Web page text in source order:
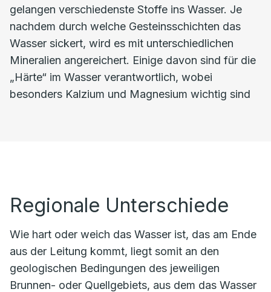
gelangen verschiedenste Stoffe ins Wasser. Je
nachdem durch welche Gesteinsschichten das
Wasser sickert, wird es mit unterschiedlichen
Mineralien angereichert. Einige davon sind für die
„Härte“ im Wasser verantwortlich, wobei
besonders Kalzium und Magnesium wichtig sind
Regionale Unterschiede
Wie hart oder weich das Wasser ist, das am Ende
aus der Leitung kommt, liegt somit an den
geologischen Bedingungen des jeweiligen
Brunnen- oder Quellgebiets, aus dem das Wasser